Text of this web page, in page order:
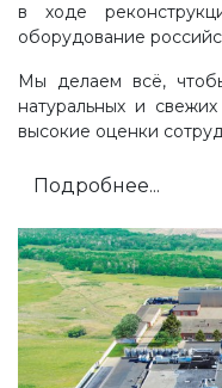
в ходе
оборудование
Мы делаем всё,
натуральных и
высокие оценки
Подробнее...